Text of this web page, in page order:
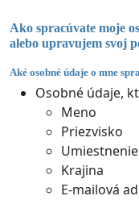
Ako spracúvate moje
alebo upravujem svoj
Aké osobné údaje o mne
Osobné údaje,
Meno
Priezvisko
Umiestnenie
Krajina
E-mailová